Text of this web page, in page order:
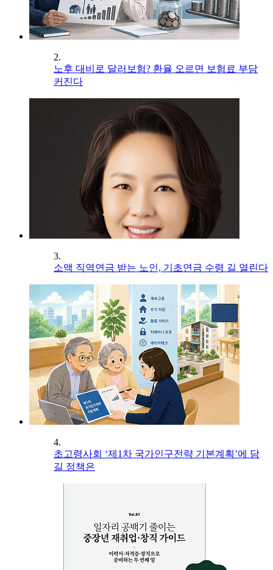
2.
노후 대비로 달러보험? 환율 오르면 보험료 부담
커진다
3.
소액 직역연금 받는 노인, 기초연금 수령 길 열린다
4.
초고령사회 ‘제1차 국가인구전략 기본계획’에 담
길 정책은